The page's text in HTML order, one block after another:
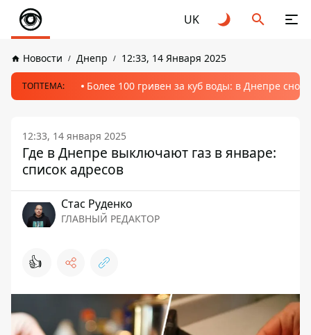
UK
Новости Днепр 12:33, 14 Января 2025
ТОПТЕМА: Более 100 гривен за куб воды: в Днепре
12:33, 14 января 2025
Где в Днепре выключают газ в январе:
список адресов
Стаc Руденко
ГЛАВНЫЙ РЕДАКТОР
👍